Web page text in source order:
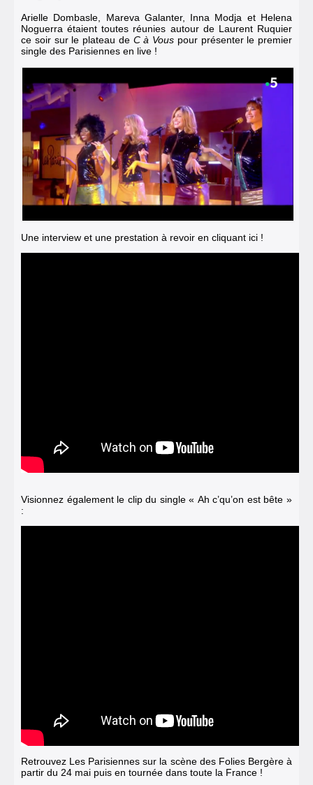
Arielle Dombasle, Mareva Galanter, Inna Modja et Helena
Noguerra étaient toutes réunies autour de Laurent Ruquier
ce soir sur le plateau de C à Vous pour présenter le premier
single des Parisiennes en live !
Une interview et une prestation à revoir en cliquant ici !
Visionnez également le clip du single « Ah c’qu’on est bête »
:
Retrouvez Les Parisiennes sur la scène des Folies Bergère à
partir du 24 mai puis en tournée dans toute la France !